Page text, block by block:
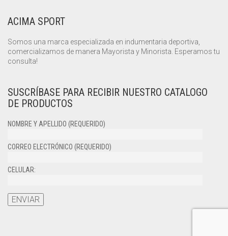
ACIMA SPORT
Somos una marca especializada en indumentaria deportiva,
comercializamos de manera Mayorista y Minorista. Esperamos tu
consulta!
SUSCRÍBASE PARA RECIBIR NUESTRO CATALOGO
DE PRODUCTOS
NOMBRE Y APELLIDO (REQUERIDO)
CORREO ELECTRÓNICO (REQUERIDO)
CELULAR: